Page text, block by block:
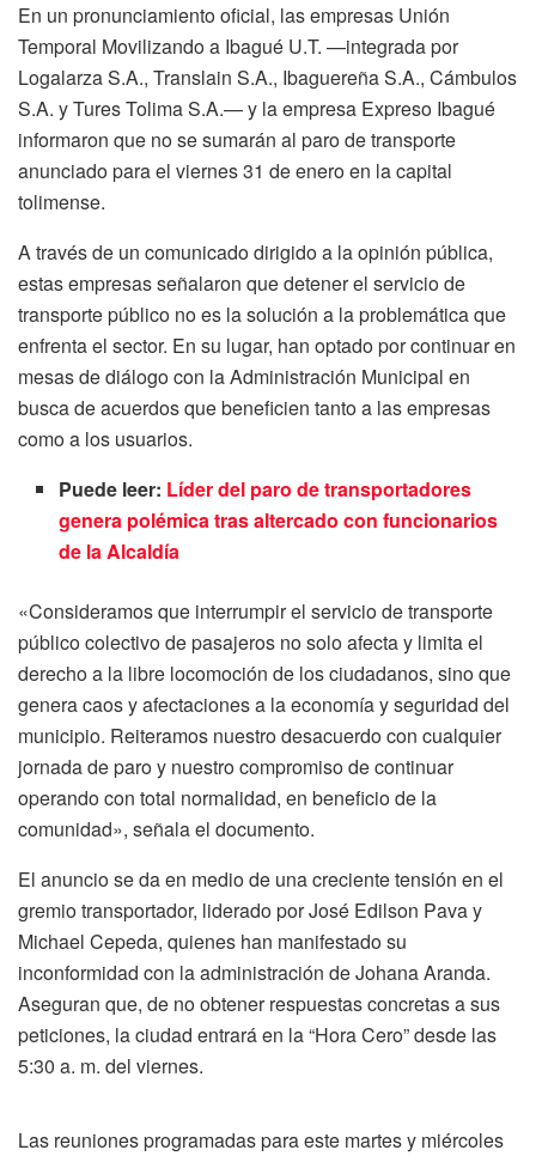
En un pronunciamiento oficial, las empresas Unión
Temporal Movilizando a Ibagué U.T. —integrada por
Logalarza S.A., Translain S.A., Ibaguereña S.A., Cámbulos
S.A. y Tures Tolima S.A.— y la empresa Expreso Ibagué
informaron que no se sumarán al paro de transporte
anunciado para el viernes 31 de enero en la capital
tolimense.
A través de un comunicado dirigido a la opinión pública,
estas empresas señalaron que detener el servicio de
transporte público no es la solución a la problemática que
enfrenta el sector. En su lugar, han optado por continuar en
mesas de diálogo con la Administración Municipal en
busca de acuerdos que beneficien tanto a las empresas
como a los usuarios.
Puede leer: Líder del paro de transportadores
genera polémica tras altercado con funcionarios
de la Alcaldía
«Consideramos que interrumpir el servicio de transporte
público colectivo de pasajeros no solo afecta y limita el
derecho a la libre locomoción de los ciudadanos, sino que
genera caos y afectaciones a la economía y seguridad del
municipio. Reiteramos nuestro desacuerdo con cualquier
jornada de paro y nuestro compromiso de continuar
operando con total normalidad, en beneficio de la
comunidad», señala el documento.
El anuncio se da en medio de una creciente tensión en el
gremio transportador, liderado por José Edilson Pava y
Michael Cepeda, quienes han manifestado su
inconformidad con la administración de Johana Aranda.
Aseguran que, de no obtener respuestas concretas a sus
peticiones, la ciudad entrará en la “Hora Cero” desde las
5:30 a. m. del viernes.
Las reuniones programadas para este martes y miércoles